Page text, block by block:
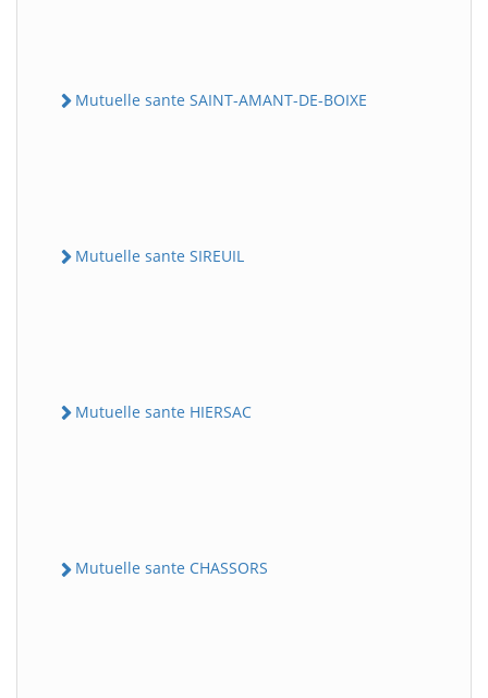
Mutuelle sante SAINT-AMANT-DE-BOIXE
Mutuelle sante SIREUIL
Mutuelle sante HIERSAC
Mutuelle sante CHASSORS